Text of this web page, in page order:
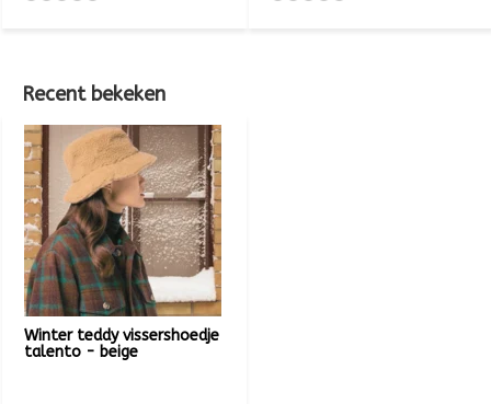
Recent bekeken
Winter teddy vissershoedje
talento - beige